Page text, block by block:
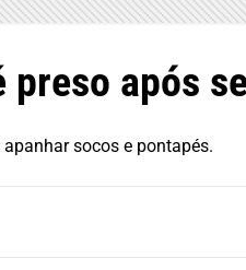
após
socos e pontapés.